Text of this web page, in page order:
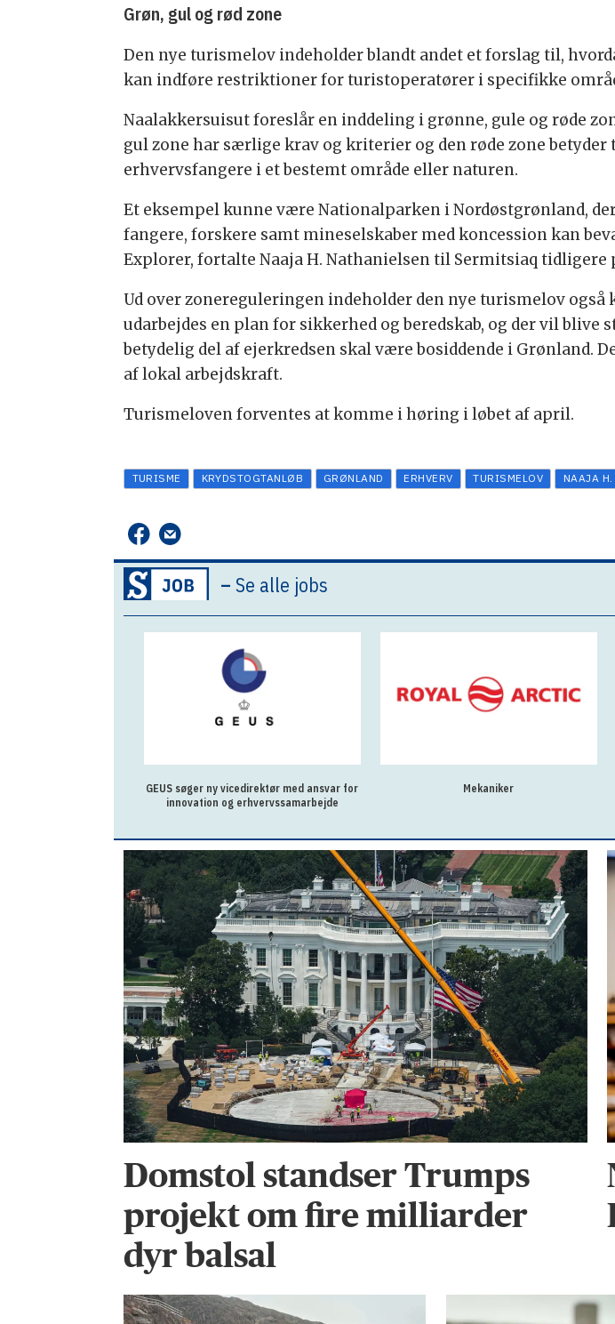
Grøn, gul og rød zone
Den nye turismelov indeholder blandt andet et forslag til,
kan indføre restriktioner for turistoperatører i specifikke
Naalakkersuisut foreslår en inddeling i grønne, gule og røde
gul zone har særlige krav og kriterier og den røde zone
erhvervsfangere i et bestemt område eller naturen.
Et eksempel kunne være Nationalparken i Nordøstgrønland,
fangere, forskere samt mineselskaber med koncession kan
Explorer, fortalte Naaja H. Nathanielsen til Sermitsiaq tidligere
Ud over zonereguleringen indeholder den nye turismelov
udarbejdes en plan for sikkerhed og beredskab, og der vil
betydelig del af ejerkredsen skal være bosiddende i Grønland.
af lokal arbejdskraft.
Turismeloven forventes at komme i høring i løbet af april.
TURISME KRYDSTOGTANLØB GRØNLAND ERHVERV TURISMELOV NAAJA
– Se alle jobs
GEUS søger ny vicedirektør med ansvar for
innovation og erhvervssamarbejde
Mekaniker
Domstol standser Trumps
projekt om fire milliarder
dyr balsal